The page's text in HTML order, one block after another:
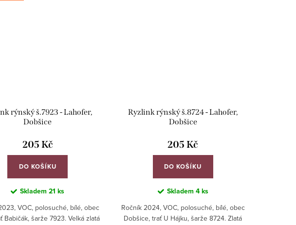
rýnský š.7923 - Lahofer,
Dobšice
205 Kč
DO KOŠÍKU
Skladem21 ks
VOC, polosuché, bílé, obec
Babičák, šarže 7923. Velká zlatá
Ryzlink rýnský š.8724 - Lahofer,
Dobšice
205 Kč
DO KOŠÍKU
Skladem 4 ks
Ročník 2024, VOC, polosuché, bílé, obec
Dobšice, trať U Hájku, šarže 8724. Zlatá